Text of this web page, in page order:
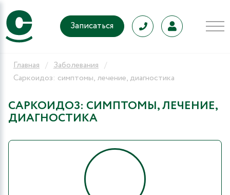
Записаться
Главная
Заболевания
Саркоидоз: симптомы, лечение, диагностика
САРКОИДОЗ: СИМПТОМЫ, ЛЕЧЕНИЕ,
ДИАГНОСТИКА